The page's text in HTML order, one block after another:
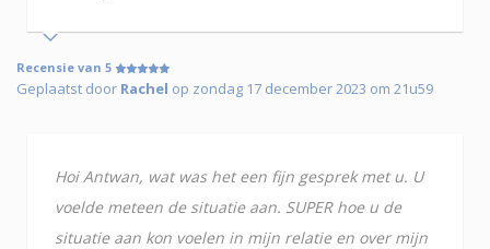
Recensie van 5
Geplaatst door Rachel op zondag 17 december 2023 om 21u59
Hoi Antwan, wat was het een fijn gesprek met u. U
voelde meteen de situatie aan. SUPER hoe u de
situatie aan kon voelen in mijn relatie en over mijn